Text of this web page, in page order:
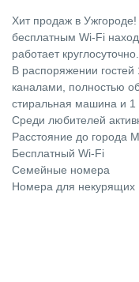
Хит продаж в Ужгороде!
бесплатным Wi-Fi
работает круглосуточно.
В распоряжении
каналами, полностью
стиральная машина и 1
Среди любителей
Расстояние до города
Бесплатный Wi-Fi
Семейные номера
Номера для некурящих